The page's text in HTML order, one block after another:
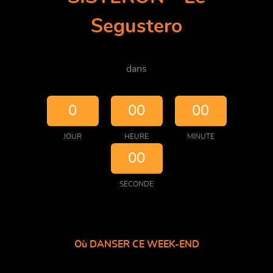
Segustero
dans
0
JOUR
00
HEURE
00
MINUTE
00
SECONDE
Où DANSER CE WEEK-END